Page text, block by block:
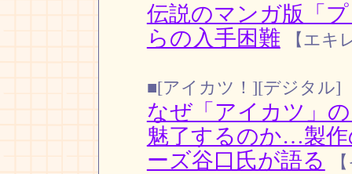
伝説のマンガ版「
らの入手困難
【エキ
■[アイカツ！][デジタル]
なぜ「アイカツ」
魅了するのか…製
ーズ谷口氏が語る